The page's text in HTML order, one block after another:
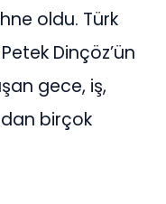
oldu. Türk
Dinçöz’ün
gece, iş,
birçok